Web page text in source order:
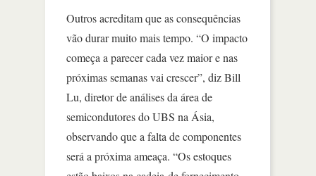
Outros acreditam que as consequências
vão durar muito mais tempo. “O impacto
começa a parecer cada vez maior e nas
próximas semanas vai crescer”, diz Bill
Lu, diretor de análises da área de
semicondutores do UBS na Ásia,
observando que a falta de componentes
será a próxima ameaça. “Os estoques